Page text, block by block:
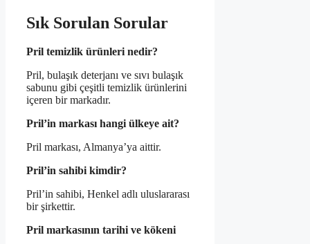
Sık Sorulan Sorular
Pril temizlik ürünleri nedir?
Pril, bulaşık deterjanı ve sıvı bulaşık
sabunu gibi çeşitli temizlik ürünlerini
içeren bir markadır.
Pril’in markası hangi ülkeye ait?
Pril markası, Almanya’ya aittir.
Pril’in sahibi kimdir?
Pril’in sahibi, Henkel adlı uluslararası
bir şirkettir.
Pril markasının tarihi ve kökeni